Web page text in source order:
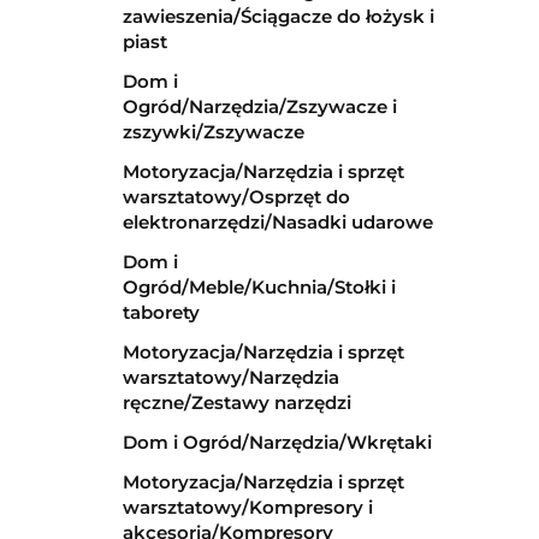
zawieszenia/Ściągacze do łożysk i
piast
Dom i
Ogród/Narzędzia/Zszywacze i
zszywki/Zszywacze
Motoryzacja/Narzędzia i sprzęt
warsztatowy/Osprzęt do
elektronarzędzi/Nasadki udarowe
Dom i
Ogród/Meble/Kuchnia/Stołki i
taborety
Motoryzacja/Narzędzia i sprzęt
warsztatowy/Narzędzia
ręczne/Zestawy narzędzi
Dom i Ogród/Narzędzia/Wkrętaki
Motoryzacja/Narzędzia i sprzęt
warsztatowy/Kompresory i
akcesoria/Kompresory